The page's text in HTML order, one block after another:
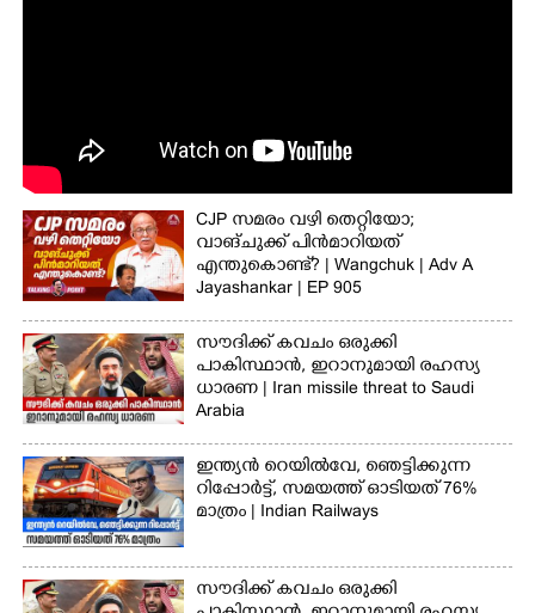
CJP സമരം വഴി തെറ്റിയോ;
വാങ്ചുക്ക് പിൻമാറിയത്
എന്തുകൊണ്ട്?​ | Wangchuk | Adv A
Jayashankar | EP 905
സൗദിക്ക് കവചം ഒരുക്കി
പാകിസ്ഥാന്‍, ഇറാനുമായി രഹസ്യ
ധാരണ | Iran missile threat to Saudi
Arabia
ഇന്ത്യന്‍ റെയില്‍വേ, ഞെട്ടിക്കുന്ന
റിപ്പോര്‍ട്ട്, സമയത്ത് ഓടിയത് 76%
മാത്രം | Indian Railways
സൗദിക്ക് കവചം ഒരുക്കി